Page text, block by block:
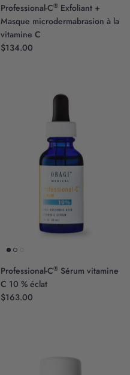
Professional-C® Exfoliant +
Masque microdermabrasion à la
vitamine C
$134.00
Professional-C® Sérum vitamine
C 10 % éclat
$163.00